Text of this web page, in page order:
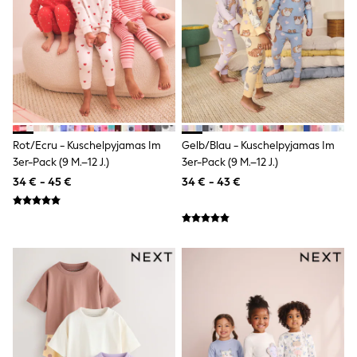
Shackets
Puddlesuits
Gilets
Fleeces
Teddy Borg
Puffers
Snowsuits
All Footwear
New In
Boots
Half Sizes
Slippers
All Underwear
Nighties
Pyjamas
Robes
Socks & Tights
Rot/Ecru - Kuschelpyjamas Im
3er-Pack (9 M.–12 J.)
34 € - 45 €
Gelb/Blau - Kuschelpyjamas Im
3er-Pack (9 M.–12 J.)
34 € - 43 €